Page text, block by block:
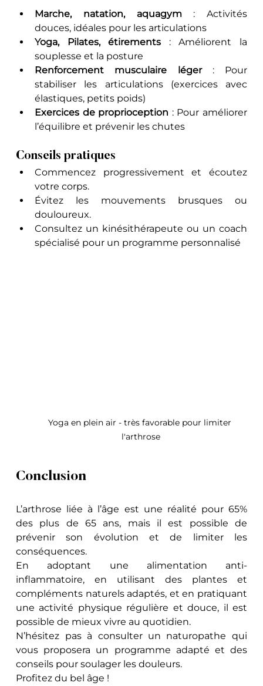
Marche, natation, aquagym : Activités
douces, idéales pour les articulations
Yoga, Pilates, étirements : Améliorent la
souplesse et la posture
Renforcement musculaire léger : Pour
stabiliser les articulations (exercices avec
élastiques, petits poids)
Exercices de proprioception : Pour améliorer
l’équilibre et prévenir les chutes
Conseils pratiques
Commencez progressivement et écoutez
votre corps.
Évitez les mouvements brusques ou
douloureux.
Consultez un kinésithérapeute ou un coach
spécialisé pour un programme personnalisé
Yoga en plein air - très favorable pour limiter
l'arthrose
Conclusion
L’arthrose liée à l’âge est une réalité pour 65%
des plus de 65 ans, mais il est possible de
prévenir son évolution et de limiter les
conséquences.
En adoptant une alimentation anti-
inflammatoire, en utilisant des plantes et
compléments naturels adaptés, et en pratiquant
une activité physique régulière et douce, il est
possible de mieux vivre au quotidien.
N’hésitez pas à consulter un naturopathe qui
vous proposera un programme adapté et des
conseils pour soulager les douleurs.
Profitez du bel âge !